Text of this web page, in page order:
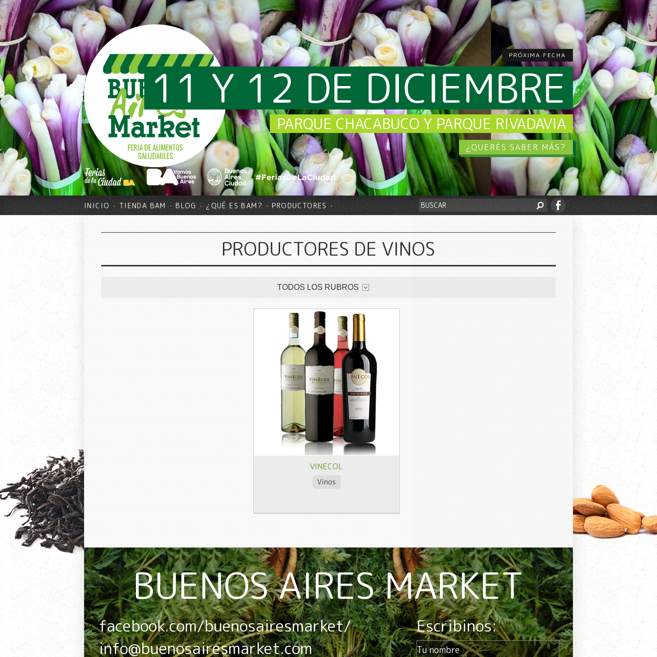
PRÓXIMA FECHA
11 Y 12 DE DICIEMBRE
PARQUE CHACABUCO Y PARQUE RIVADAVIA
¿QUERÉS SABER MÁS?
INICIO TIENDA BAM BLOG ¿QUÉ ES BAM? PRODUCTORES
PRODUCTORES DE VINOS
TODOS LOS RUBROS
VINECOL
Vinos
BUENOS AIRES MARKET
facebook.com/buenosairesmarket/
info@buenosairesmarket.com
Escribinos: